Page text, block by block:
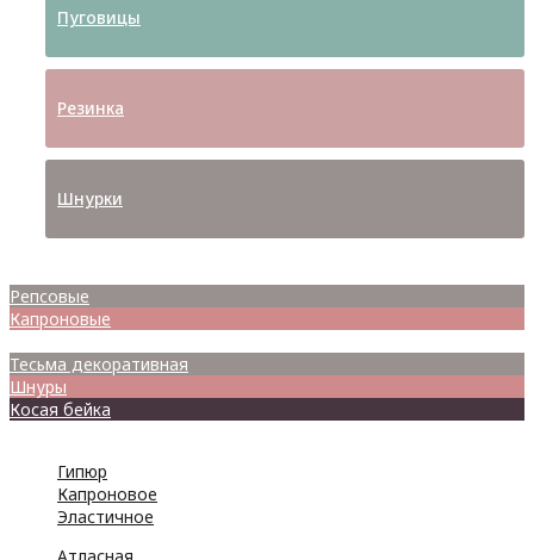
Пуговицы
Резинка
Шнурки
Репсовые
Капроновые
Тесьма декоративная
Шнуры
Косая бейка
Гипюр
Капроновое
Эластичное
Атласная